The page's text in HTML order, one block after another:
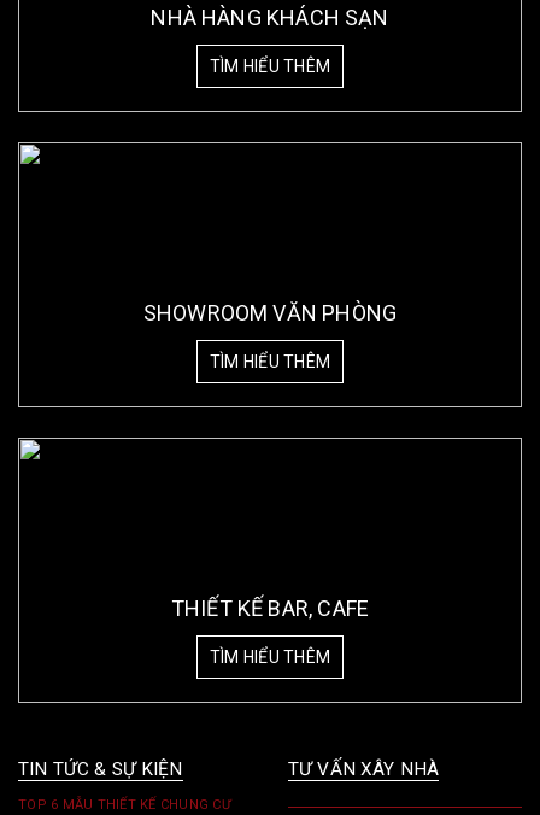
NHÀ HÀNG KHÁCH SẠN
TÌM HIỂU THÊM
SHOWROOM VĂN PHÒNG
TÌM HIỂU THÊM
THIẾT KẾ BAR, CAFE
TÌM HIỂU THÊM
TIN TỨC & SỰ KIỆN
TOP 6 MẪU THIẾT KẾ CHUNG CƯ
TƯ VẤN XÂY NHÀ